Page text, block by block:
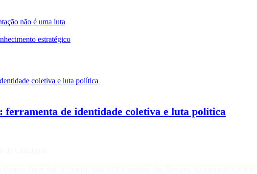
não é uma luta
estratégico
ferramenta de identidade coletiva e luta política